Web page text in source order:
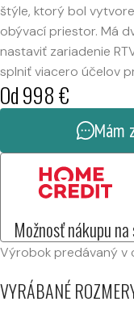
štýle, ktorý bol
obývací priestor. Má
nastaviť zariadenie
splniť viacero účelov
Od998€
Mám
Možnosť nákupu
Výrobok predávaný v
VYRÁBANÉ